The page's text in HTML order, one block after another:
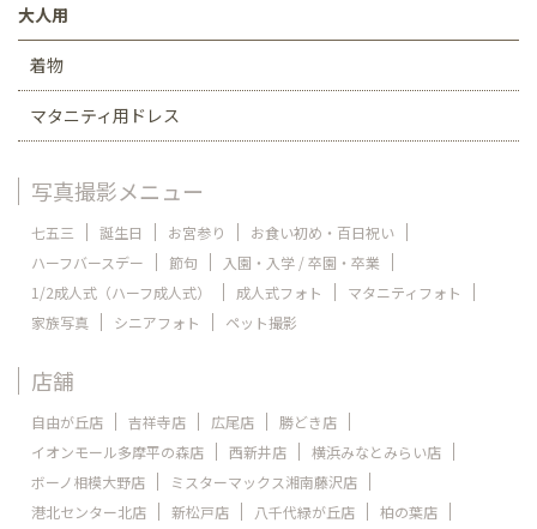
大人用
着物
マタニティ用ドレス
写真撮影メニュー
七五三 誕生日 お宮参り
お食い初め・百日祝い
ハーフバースデー
節句
入園・入学 / 卒園・卒業
1/2成人式（ハーフ成人式）
成人式フォト
マタニティフォト
家族写真
シニアフォト ペット撮影
店舗
自由が丘店 吉祥寺店 広尾店
勝どき店
イオンモール多摩平の森店
西新井店
横浜みなとみらい店
ボーノ相模大野店
ミスターマックス湘南藤沢店
港北センター北店
新松戸店 八千代緑が丘店
柏の葉店